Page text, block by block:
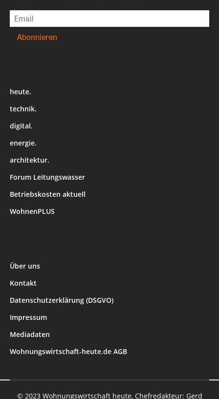
heute.
technik.
digital.
energie.
architektur.
Forum Leitungswasser
Betriebskosten aktuell
WohnenPLUS
Über uns
Kontakt
Datenschutzerklärung (DSGVO)
Impressum
Mediadaten
Wohnungswirtschaft-heute.de AGB
© 2023 Wohnungswirtschaft heute, Chefredakteur: Gerd